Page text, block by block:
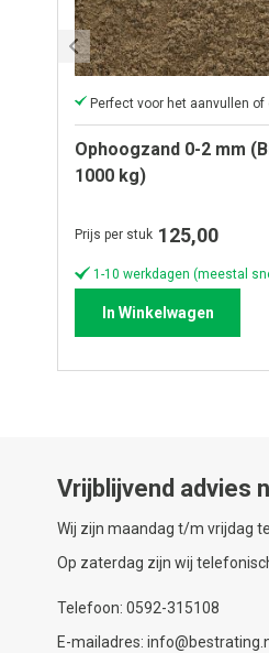
Ophoogzand 0-2 mm
1000 kg)
Prijs per stuk 125,00
1-10 werkdagen (meestal
In Winkelwagen
Vrijblijvend advies
Wij zijn maandag t/m vrijdag
Op zaterdag zijn wij
Telefoon: 0592-315108
E-mailadres: